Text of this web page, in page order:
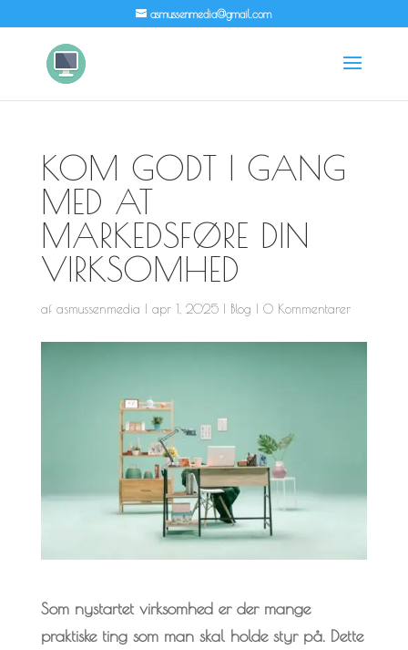
asmussenmedia@gmail.com
KOM GODT I GANG
MED AT
MARKEDSFØRE DIN
VIRKSOMHED
af asmussenmedia apr 1, 2025| Blog 0 Kommentarer
Som nystartet virksomhed er der mange
praktiske ting som man skal holde styr på. Dette